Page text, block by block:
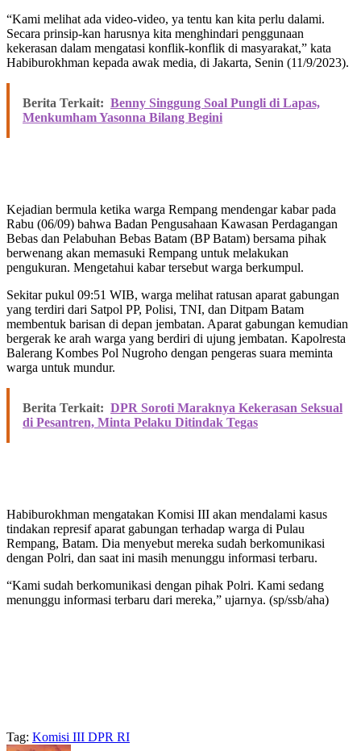
“Kami melihat ada video-video, ya tentu kan kita perlu dalami.
Secara prinsip-kan harusnya kita menghindari penggunaan
kekerasan dalam mengatasi konflik-konflik di masyarakat,” kata
Habiburokhman kepada awak media, di Jakarta, Senin (11/9/2023).
Berita Terkait: Benny Singgung Soal Pungli di Lapas,
Menkumham Yasonna Bilang Begini
Kejadian bermula ketika warga Rempang mendengar kabar pada
Rabu (06/09) bahwa Badan Pengusahaan Kawasan Perdagangan
Bebas dan Pelabuhan Bebas Batam (BP Batam) bersama pihak
berwenang akan memasuki Rempang untuk melakukan
pengukuran. Mengetahui kabar tersebut warga berkumpul.
Sekitar pukul 09:51 WIB, warga melihat ratusan aparat gabungan
yang terdiri dari Satpol PP, Polisi, TNI, dan Ditpam Batam
membentuk barisan di depan jembatan. Aparat gabungan kemudian
bergerak ke arah warga yang berdiri di ujung jembatan. Kapolresta
Balerang Kombes Pol Nugroho dengan pengeras suara meminta
warga untuk mundur.
Berita Terkait: DPR Soroti Maraknya Kekerasan Seksual
di Pesantren, Minta Pelaku Ditindak Tegas
Habiburokhman mengatakan Komisi III akan mendalami kasus
tindakan represif aparat gabungan terhadap warga di Pulau
Rempang, Batam. Dia menyebut mereka sudah berkomunikasi
dengan Polri, dan saat ini masih menunggu informasi terbaru.
“Kami sudah berkomunikasi dengan pihak Polri. Kami sedang
menunggu informasi terbaru dari mereka,” ujarnya. (sp/ssb/aha)
Tag: Komisi III DPR RI